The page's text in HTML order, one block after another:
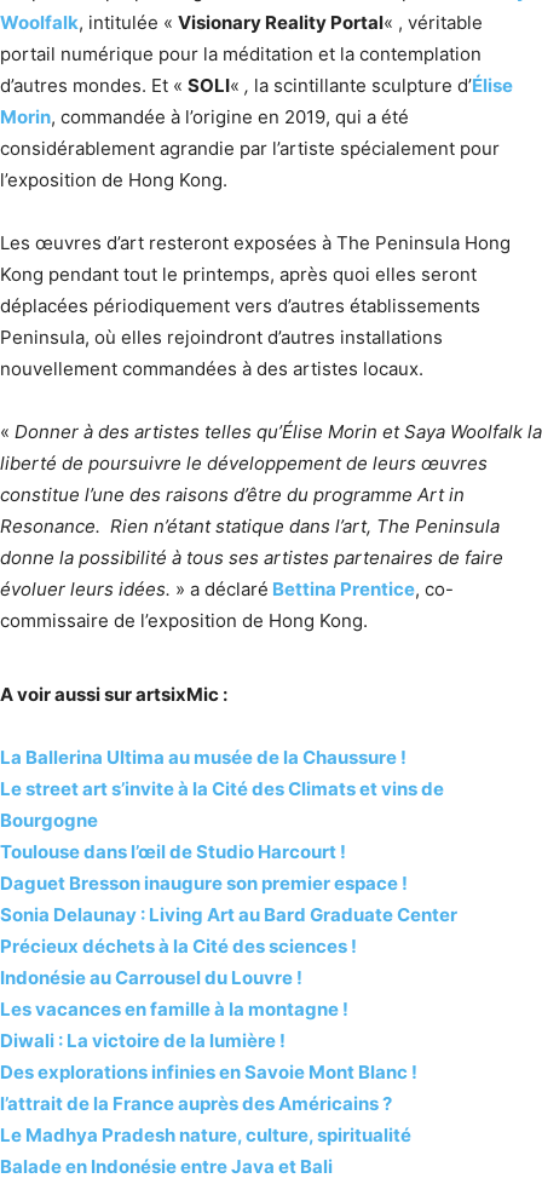
Woolfalk, intitulée « Visionary Reality Portal« , véritable
portail numérique pour la méditation et la contemplation
d’autres mondes. Et « SOLI« , la scintillante sculpture d’Élise
Morin, commandée à l’origine en 2019, qui a été
considérablement agrandie par l’artiste spécialement pour
l’exposition de Hong Kong.
Les œuvres d’art resteront exposées à The Peninsula Hong
Kong pendant tout le printemps, après quoi elles seront
déplacées périodiquement vers d’autres établissements
Peninsula, où elles rejoindront d’autres installations
nouvellement commandées à des artistes locaux.
« Donner à des artistes telles qu’Élise Morin et Saya Woolfalk la
liberté de poursuivre le développement de leurs œuvres
constitue l’une des raisons d’être du programme Art in
Resonance. Rien n’étant statique dans l’art, The Peninsula
donne la possibilité à tous ses artistes partenaires de faire
évoluer leurs idées. » a déclaré Bettina Prentice, co-
commissaire de l’exposition de Hong Kong.
A voir aussi sur artsixMic :
La Ballerina Ultima au musée de la Chaussure !
Le street art s’invite à la Cité des Climats et vins de
Bourgogne
Toulouse dans l’œil de Studio Harcourt !
Daguet Bresson inaugure son premier espace !
Sonia Delaunay : Living Art au Bard Graduate Center
Précieux déchets à la Cité des sciences !
Indonésie au Carrousel du Louvre !
Les vacances en famille à la montagne !
Diwali : La victoire de la lumière !
Des explorations infinies en Savoie Mont Blanc !
l’attrait de la France auprès des Américains ?
Le Madhya Pradesh nature, culture, spiritualité
Balade en Indonésie entre Java et Bali